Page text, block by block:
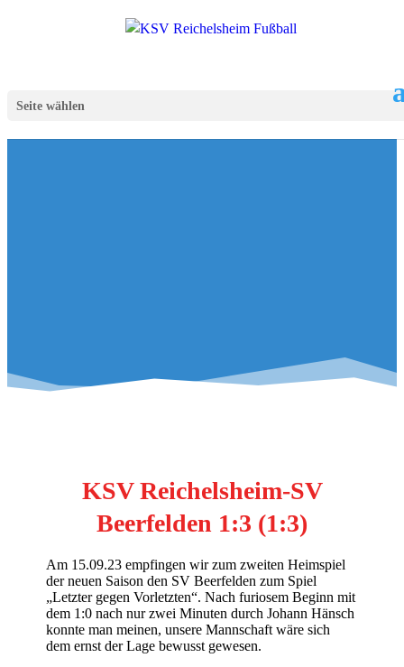
Seite wählen
KSV Reichelsheim-SV
Beerfelden 1:3 (1:3)
Am 15.09.23 empfingen wir zum zweiten Heimspiel
der neuen Saison den SV Beerfelden zum Spiel
„Letzter gegen Vorletzten“. Nach furiosem Beginn mit
dem 1:0 nach nur zwei Minuten durch Johann Hänsch
konnte man meinen, unsere Mannschaft wäre sich
dem ernst der Lage bewusst gewesen.